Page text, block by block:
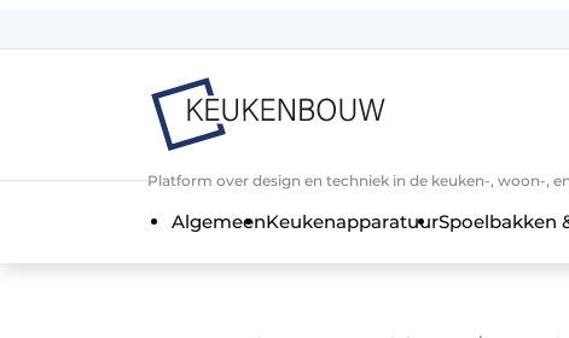
Algemene voorwaarden
Platform over design en techniek in de keuken-, woon-,
AlgemeenKeukenapparatuurSpoelbakken